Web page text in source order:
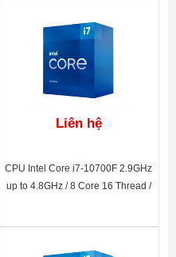
Liên hệ
CPU Intel Core i7-10700F 2.9GHz
up to 4.8GHz / 8 Core 16 Thread /